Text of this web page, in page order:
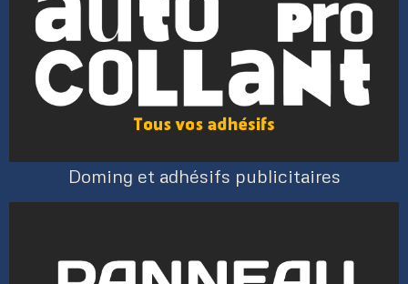
Doming et adhésifs publicitaires